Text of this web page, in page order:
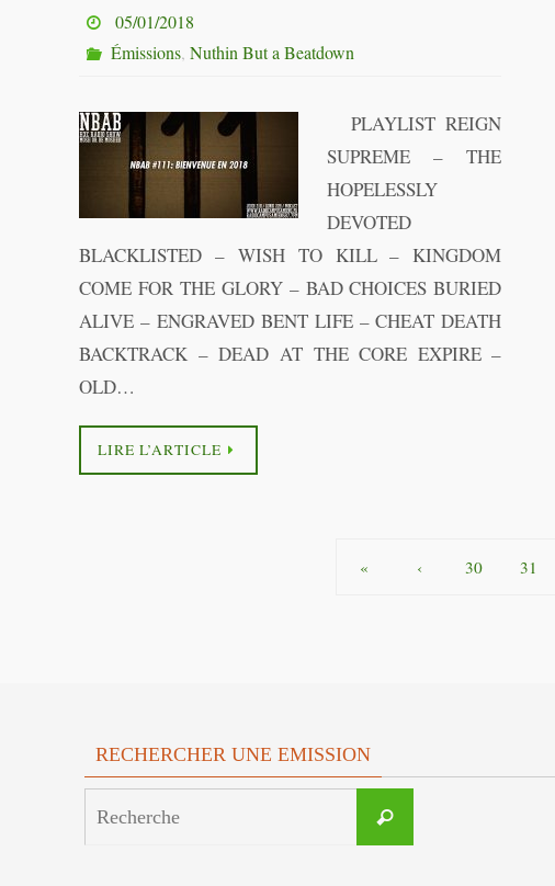
05/01/2018
Émissions, Nuthin But a Beatdown
PLAYLIST REIGN
SUPREME – THE
HOPELESSLY
DEVOTED
BLACKLISTED – WISH TO KILL – KINGDOM
COME FOR THE GLORY – BAD CHOICES BURIED
ALIVE – ENGRAVED BENT LIFE – CHEAT DEATH
BACKTRACK – DEAD AT THE CORE EXPIRE –
OLD…
LIRE L’ARTICLE
« ‹ 30 31
RECHERCHER UNE EMISSION
Recherche